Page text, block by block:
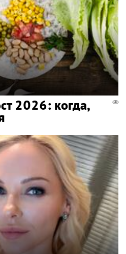
2026: когда,